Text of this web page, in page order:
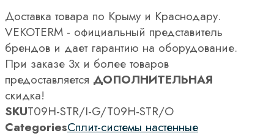
Доставка товара по Крыму и Краснодару.
VEKOTERM - официальный представитель
брендов и дает гарантию на оборудование.
При заказе 3х и более товаров
предоставляется ДОПОЛНИТЕЛЬНАЯ
скидка!
SKUT09H-STR/I-G/T09H-STR/O
CategoriesСплит-системы настенные